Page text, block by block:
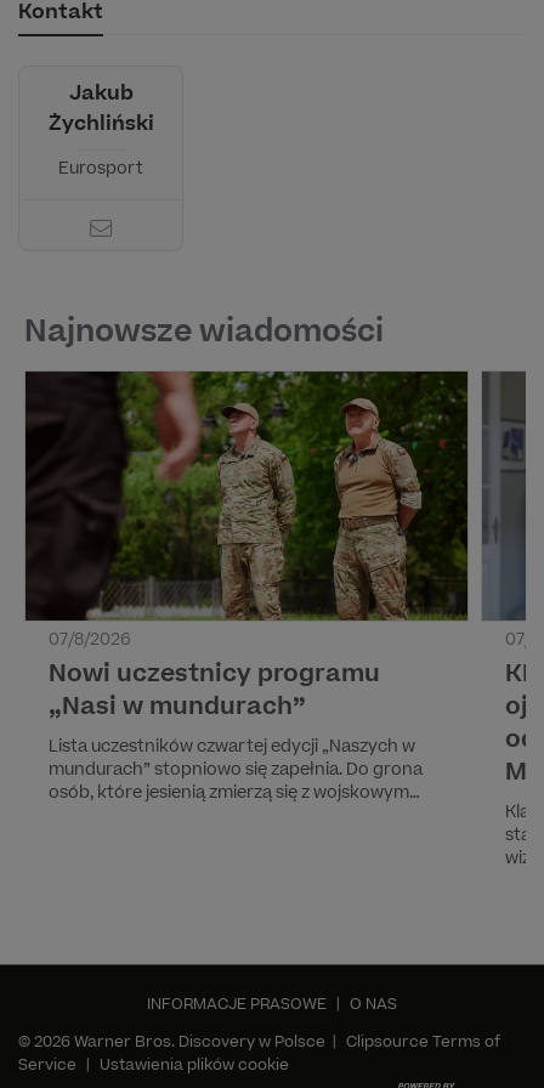
Kontakt
Jakub
Żychliński
Eurosport
Najnowsze wiadomości
07/8/2026
Nowi uczestnicy programu
„Nasi w mundurach”
Lista uczestników czwartej edycji „Naszych w
mundurach” stopniowo się zapełnia. Do grona
osób, które jesienią zmierzą się z wojskowym
07/
INFORMACJE PRASOWE | O NAS
© 2026 Warner Bros. Discovery w Polsce | Clipsource Terms of
Service | Ustawienia plików cookie